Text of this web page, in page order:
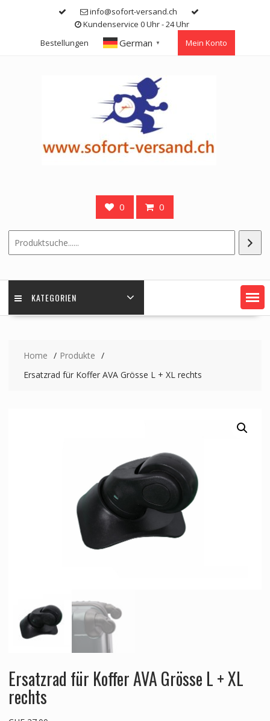
info@sofort-versand.ch
Kundenservice 0 Uhr - 24 Uhr
Bestellungen
German ▼ Mein Konto
0 0
KATEGORIEN
Home
Produkte
Ersatzrad für Koffer AVA Grösse L + XL rechts
Ersatzrad für Koffer AVA Grösse L + XL
rechts